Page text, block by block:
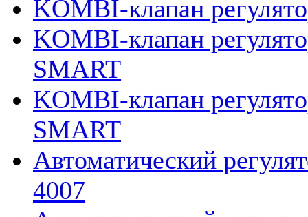
KOMBI-клапан
KOMBI-клапан
SMART
KOMBI-клапан
SMART
Автоматический
4007